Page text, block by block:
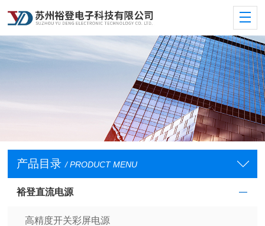
产品目录 / PRODUCT MENU
裕登直流电源
高精度开关彩屏电源